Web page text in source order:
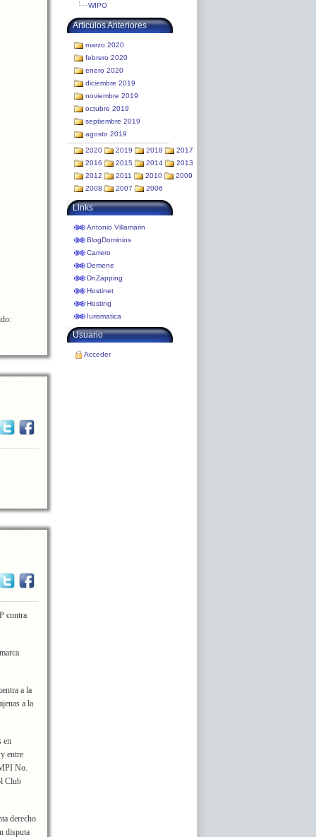
contra
a la
a la
en
entre
No.
Club
derecho
disputa
WIPO
Articulos Anteriores
marzo 2020
febrero 2020
enero 2020
diciembre 2019
noviembre 2019
octubre 2019
septiembre 2019
agosto 2019
2020 2019 2018
2017
2016
2015 2014
2013
2012
2011 2010
2009
2008
2007 2006
Links
Antonio Villamarin
BlogDominios
Carrero
Demene
DnZapping
Hostinet
Hosting
Iurismatica
Usuario
Acceder